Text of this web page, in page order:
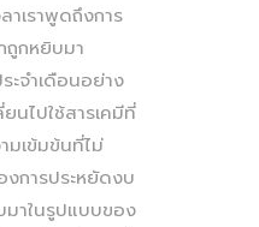
าเราพูดถึงการ
กหยิบมา
จำเดือนอย่าง
นไปใช้สารเคมีที่
เข้มข้นที่ไม่
การประหยัดงบ
าในรูปแบบของ